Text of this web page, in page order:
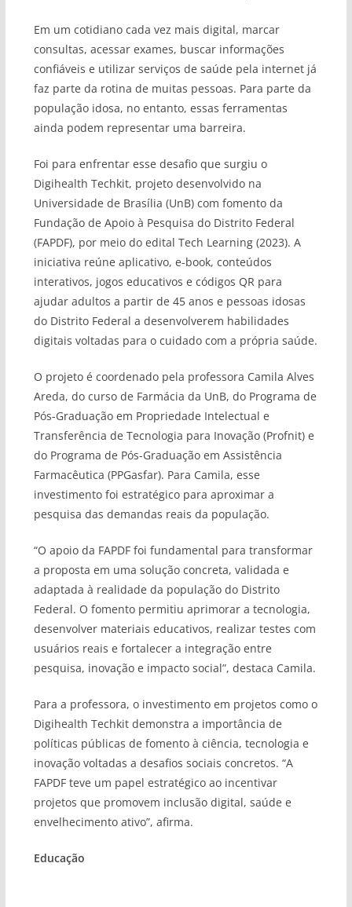
Em um cotidiano cada vez mais digital, marcar
consultas, acessar exames, buscar informações
confiáveis e utilizar serviços de saúde pela internet já
faz parte da rotina de muitas pessoas. Para parte da
população idosa, no entanto, essas ferramentas
ainda podem representar uma barreira.
Foi para enfrentar esse desafio que surgiu o
Digihealth Techkit, projeto desenvolvido na
Universidade de Brasília (UnB) com fomento da
Fundação de Apoio à Pesquisa do Distrito Federal
(FAPDF), por meio do edital Tech Learning (2023). A
iniciativa reúne aplicativo, e-book, conteúdos
interativos, jogos educativos e códigos QR para
ajudar adultos a partir de 45 anos e pessoas idosas
do Distrito Federal a desenvolverem habilidades
digitais voltadas para o cuidado com a própria saúde.
O projeto é coordenado pela professora Camila Alves
Areda, do curso de Farmácia da UnB, do Programa de
Pós-Graduação em Propriedade Intelectual e
Transferência de Tecnologia para Inovação (Profnit) e
do Programa de Pós-Graduação em Assistência
Farmacêutica (PPGasfar). Para Camila, esse
investimento foi estratégico para aproximar a
pesquisa das demandas reais da população.
“O apoio da FAPDF foi fundamental para transformar
a proposta em uma solução concreta, validada e
adaptada à realidade da população do Distrito
Federal. O fomento permitiu aprimorar a tecnologia,
desenvolver materiais educativos, realizar testes com
usuários reais e fortalecer a integração entre
pesquisa, inovação e impacto social”, destaca Camila.
Para a professora, o investimento em projetos como o
Digihealth Techkit demonstra a importância de
políticas públicas de fomento à ciência, tecnologia e
inovação voltadas a desafios sociais concretos. “A
FAPDF teve um papel estratégico ao incentivar
projetos que promovem inclusão digital, saúde e
envelhecimento ativo”, afirma.
Educação